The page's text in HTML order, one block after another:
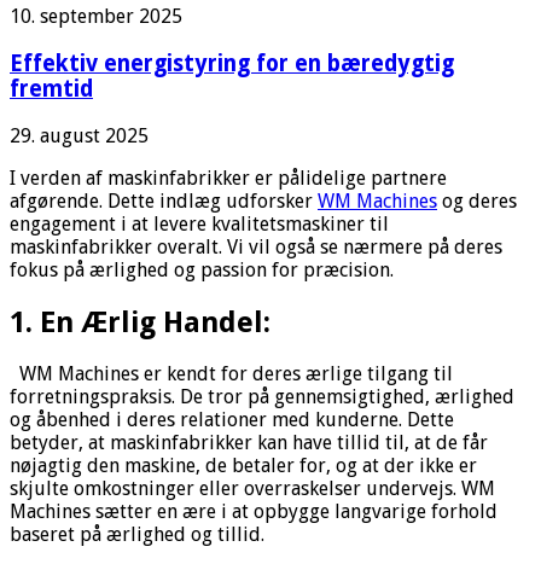
10. september 2025
Effektiv energistyring for en bæredygtig
fremtid
29. august 2025
I verden af maskinfabrikker er pålidelige partnere
afgørende. Dette indlæg udforsker WM Machines og deres
engagement i at levere kvalitetsmaskiner til
maskinfabrikker overalt. Vi vil også se nærmere på deres
fokus på ærlighed og passion for præcision.
1. En Ærlig Handel:
WM Machines er kendt for deres ærlige tilgang til
forretningspraksis. De tror på gennemsigtighed, ærlighed
og åbenhed i deres relationer med kunderne. Dette
betyder, at maskinfabrikker kan have tillid til, at de får
nøjagtig den maskine, de betaler for, og at der ikke er
skjulte omkostninger eller overraskelser undervejs. WM
Machines sætter en ære i at opbygge langvarige forhold
baseret på ærlighed og tillid.